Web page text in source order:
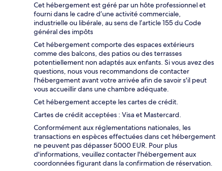
Cet hébergement est géré par un hôte professionnel et
fourni dans le cadre d’une activité commerciale,
industrielle ou libérale, au sens de l’article 155 du Code
général des impôts
Cet hébergement comporte des espaces extérieurs
comme des balcons, des patios ou des terrasses
potentiellement non adaptés aux enfants. Si vous avez des
questions, nous vous recommandons de contacter
l'hébergement avant votre arrivée afin de savoir s'il peut
vous accueillir dans une chambre adéquate.
Cet hébergement accepte les cartes de crédit.
Cartes de crédit acceptées : Visa et Mastercard.
Conformément aux réglementations nationales, les
transactions en espèces effectuées dans cet hébergement
ne peuvent pas dépasser 5000 EUR. Pour plus
d'informations, veuillez contacter l'hébergement aux
coordonnées figurant dans la confirmation de réservation.